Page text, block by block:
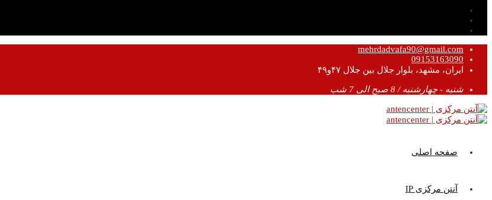
mehrdadvafa90@gmail.com
09153163090
ایران، مشهد، بلوار جلال بین جلال ۴۷و۴۹
شنبه - چهارشنبه / 8 صبح الی 7 شب
صفحه اصلی
آنتن مرکزی IP